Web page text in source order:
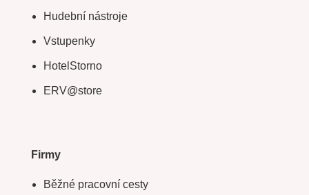
Hudební nástroje
Vstupenky
HotelStorno
ERV@store
Firmy
Běžné pracovní cesty